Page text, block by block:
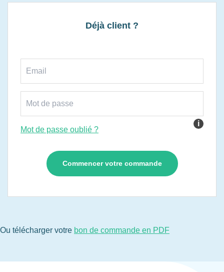
Déjà client ?
i
Mot de passe oublié ?
Ou télécharger votre bon de commande en PDF